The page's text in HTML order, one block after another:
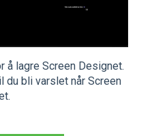
å lagre Screen Designet.
du bli varslet når Screen